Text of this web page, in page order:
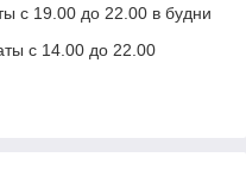
с 19.00 до 22.00 в будни
с 14.00 до 22.00